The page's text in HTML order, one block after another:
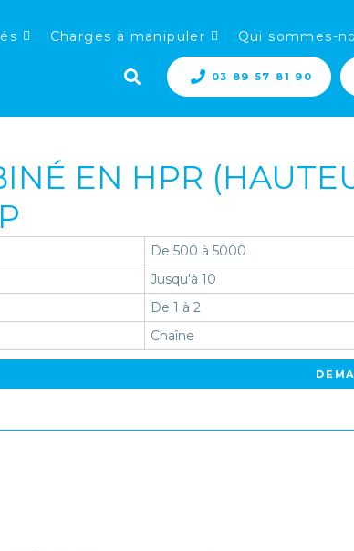
Charges à manipuler Qui sommes-
03 89 57 81 90
EN HPR
De 500 à 5000
Jusqu'à 10
De 1 à 2
Chaîne